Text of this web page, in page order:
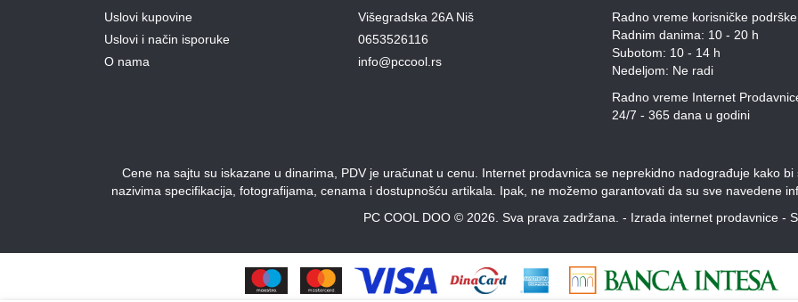
Uslovi kupovine
Uslovi i način isporuke
O nama
Višegradska 26A Niš
0653526116
info@pccool.rs
Radno vreme korisničke
Radnim danima: 10 - 20 h
Subotom: 10 - 14 h
Nedeljom: Ne radi
Radno vreme Internet
24/7 - 365 dana u godini
Cene na sajtu su iskazane u dinarima, PDV je uračunat u cenu. Internet prodavnica se neprekidno nadograđuje kako
nazivima specifikacija, fotografijama, cenama i dostupnošću artikala. Ipak, ne možemo garantovati da su sve navedene
PC COOL DOO © 2026. Sva prava zadržana. - Izrada internet prodavnice -